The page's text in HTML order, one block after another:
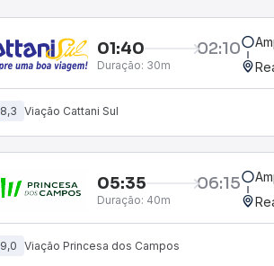
01:40 02:10
Duração: 30m
8,3 Viação Cattani Sul
05:35 06:15
Duração: 40m
9,0 Viação Princesa dos Campos